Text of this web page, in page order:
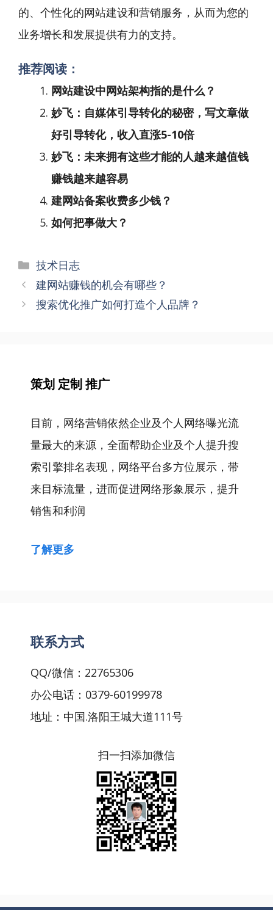
的、个性化的网站建设和营销服务，从而为您的
业务增长和发展提供有力的支持。
推荐阅读：
网站建设中网站架构指的是什么？
妙飞：自媒体引导转化的秘密，写文章做
好引导转化，收入直涨5-10倍
妙飞：未来拥有这些才能的人越来越值钱
赚钱越来越容易
建网站备案收费多少钱？
如何把事做大？
分
类
技术日志
文
章
建网站赚钱的机会有哪些？
搜索优化推广如何打造个人品牌？
策划 定制 推广
目前，网络营销依然企业及个人网络曝光流
量最大的来源，全面帮助企业及个人提升搜
索引擎排名表现，网络平台多方位展示，带
来目标流量，进而促进网络形象展示，提升
销售和利润
了解更多
联系方式
QQ/微信：22765306
办公电话：0379-60199978
地址：中国.洛阳王城大道111号
扫一扫添加微信